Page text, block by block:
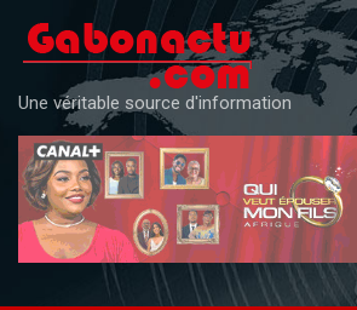
content
Une véritable source d'information